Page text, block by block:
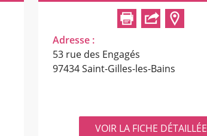
Adresse :
53 rue des Engagés
97434 Saint-Gilles-les-Bains
VOIR LA FICHE DÉTAILLÉE